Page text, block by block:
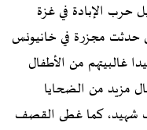
حرب الإبادة في غزة
حدثت مجزرة في خانيونس
سقط فيها أكثر من 60 شهيدا غالبيتهم من الأطفال
مزيد من الضحايا
الضحايا إلى أكثر من 41 ألف شهيد، كما غطى القصف